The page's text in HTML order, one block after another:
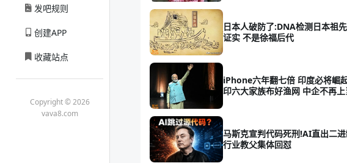
发吧规则
创建APP
收藏站点
Copyright © 2026
vava8.com
日本人破防了:DNA检测日本祖
证实 不是徐福后代
iPhone六年翻七倍 印度必将崛
印六大家族布好渔网 中企不再上
马斯克宣判代码死刑!AI直出二
行业教父集体回怼